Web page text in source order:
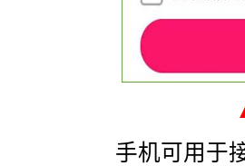
手机可用于